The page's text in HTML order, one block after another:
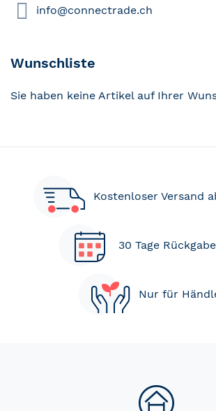
info@connectrade.ch
Wunschliste
Sie haben keine Artikel auf Ihrer
Kostenloser Versand
30 Tage
Nur für